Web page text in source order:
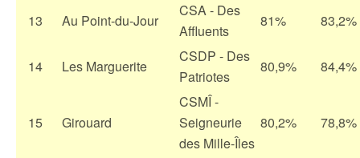
13 Au Point-du-Jour
CSA - Des
Affluents
81% 83,2%
14 Les Marguerite
CSDP - Des
Patriotes
80,9% 84,4%
15 Girouard
CSMÎ -
Seigneurie
des Mille-Îles
80,2% 78,8%